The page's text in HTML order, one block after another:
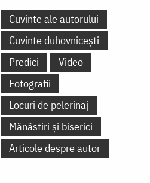
Cuvinte ale autorului
Cuvinte duhovnicești
Predici
Video
Fotografii
Locuri de pelerinaj
Mănăstiri și biserici
Articole despre autor